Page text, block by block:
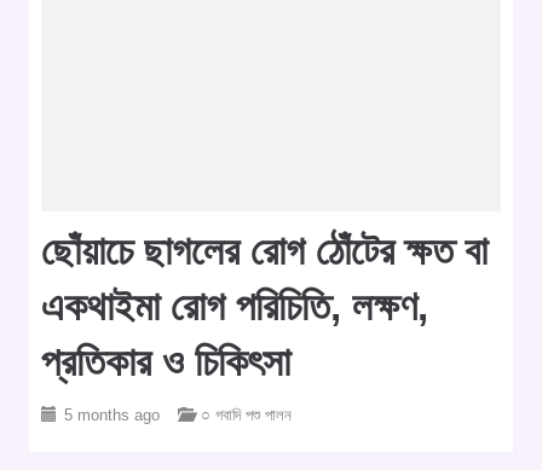
ছোঁয়াচে ছাগলের রোগ ঠোঁটের ক্ষত বা
একথাইমা রোগ পরিচিতি, লক্ষণ,
প্রতিকার ও চিকিৎসা
5 months ago ○ গবাদি পশু পালন